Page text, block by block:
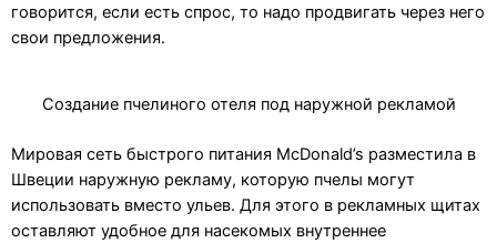
говорится, если есть спрос, то надо продвигать через него
свои предложения.
Создание пчелиного отеля под наружной рекламой
Мировая сеть быстрого питания McDonald’s разместила в
Швеции наружную рекламу, которую пчелы могут
использовать вместо ульев. Для этого в рекламных щитах
оставляют удобное для насекомых внутреннее